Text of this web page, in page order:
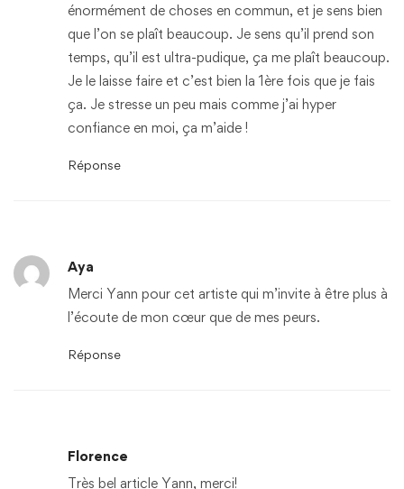
énormément de choses en commun, et je sens bien
que l’on se plaît beaucoup. Je sens qu’il prend son
temps, qu’il est ultra-pudique, ça me plaît beaucoup.
Je le laisse faire et c’est bien la 1ère fois que je fais
ça. Je stresse un peu mais comme j’ai hyper
confiance en moi, ça m’aide !
Réponse
Aya
Merci Yann pour cet artiste qui m’invite à être plus à
l’écoute de mon cœur que de mes peurs.
Réponse
Florence
Très bel article Yann, merci!